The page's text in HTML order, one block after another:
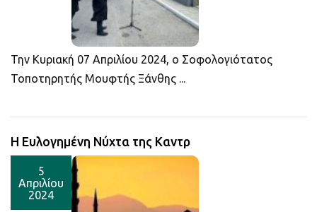
Την Κυριακή 07 Απριλίου 2024, ο Σοφολογιότατος
Τοποτηρητής Μουφτής Ξάνθης ...
Η Ευλογημένη Νύχτα της Καντρ
5
Απριλίου
2024